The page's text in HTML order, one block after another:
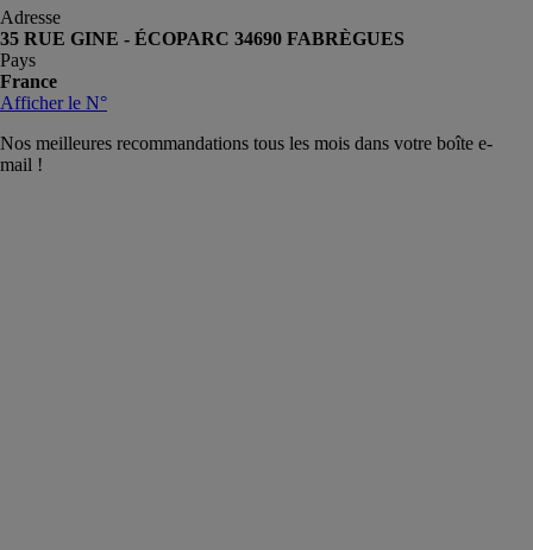
Adresse
35 RUE GINE - ÉCOPARC 34690 FABRÈGUES
Pays
France
Afficher le N°
Nos meilleures recommandations tous les mois dans votre boîte e-
mail !